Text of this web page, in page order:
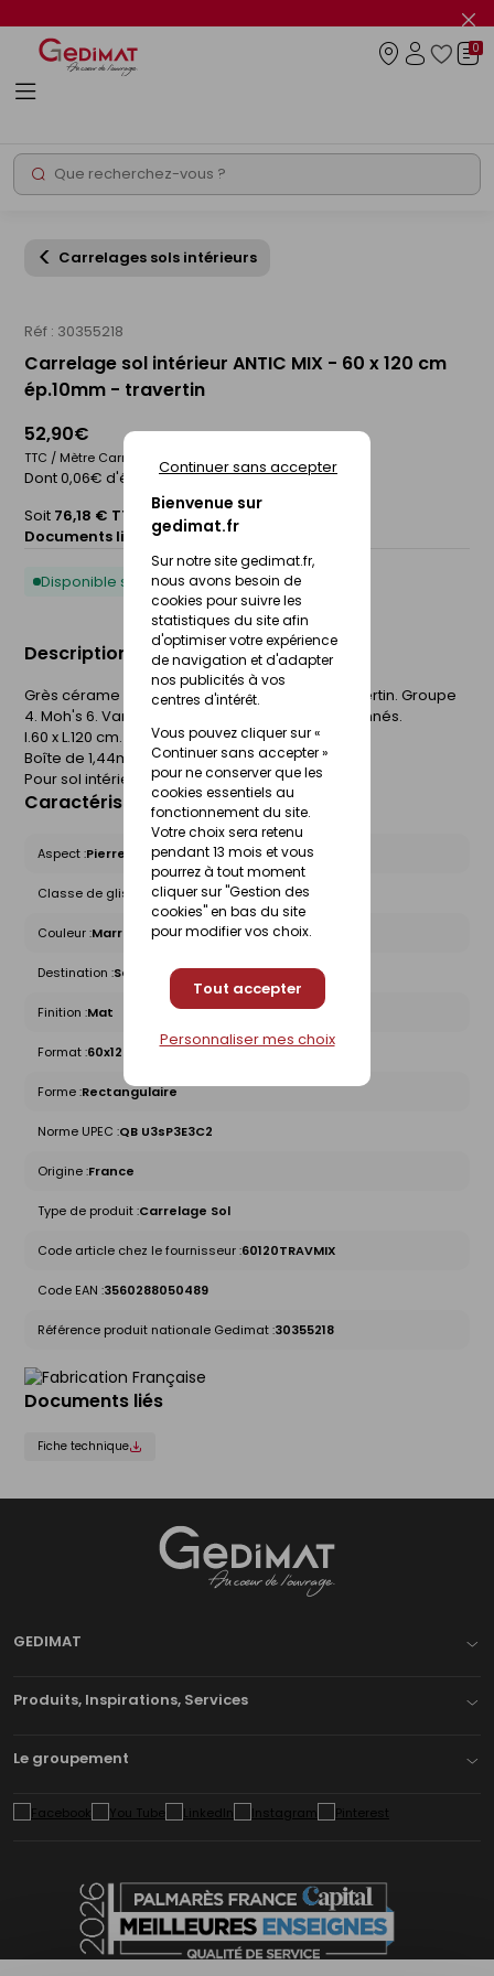
Bienvenue sur
gedimat.fr
Sur notre site gedimat.fr,
nous avons besoin de
cookies pour suivre les
statistiques du site afin
d'optimiser votre expérience
de navigation et d'adapter
nos publicités à vos
centres d'intérêt.
Vous pouvez cliquer sur «
Continuer sans accepter »
pour ne conserver que les
cookies essentiels au
fonctionnement du site.
Votre choix sera retenu
pendant 13 mois et vous
pourrez à tout moment
cliquer sur "Gestion des
cookies" en bas du site
pour modifier vos choix.
Tout accepter
Continuer sans accepter
Personnaliser mes choix
le
info
Rechercher
0
Carrelages sols intérieurs
Réf : 30355218
Carrelage sol intérieur ANTIC MIX - 60 x 120 cm
ép.10mm - travertin
52,90€
TTC / Mètre Carré
Dont 0,06€ d'éco-participation
Soit 76,18 € TTC
/Boite
Documents liés :
Fiche technique
Disponible sous 10 jours
Description du produit
Grès cérame émaillé. Finition mate. Aspect travertin. Groupe
4. Moh's 6. Varation de nuances V4. Bords festonnés.
l.60 x L.120 cm. Epaisseur 10mm.
Boîte de 1,44m².
Pour sol intérieur.
Caractéristiques du produit
Aspect :Pierre
Classe de glissance (R) :R9
Couleur :Marron
Destination :Sol intérieur
Finition :Mat
Format :60x120
Forme :Rectangulaire
Norme UPEC :QB U3sP3E3C2
Origine :France
Type de produit :Carrelage Sol
Code article chez le fournisseur :60120TRAVMIX
Code EAN :3560288050489
Référence produit nationale Gedimat :30355218
Documents liés
Fiche technique
GEDIMAT
Produits, Inspirations, Services
Le groupement